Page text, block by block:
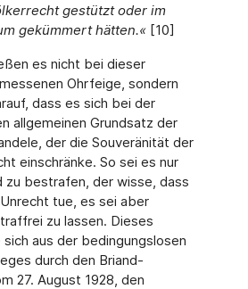
gestützt oder im
gekümmert hätten.«[10]
es nicht bei dieser
Ohrfeige, sondern
dass es sich bei der
allgemeinen Grundsatz der
der die Souveränität der
einschränke. So sei es nur
zu bestrafen, der wisse, dass
tue, es sei aber
zu lassen. Dieses
aus der bedingungslosen
durch den Briand-
27. August 1928, den